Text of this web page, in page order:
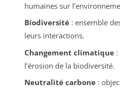
humaines sur
Biodiversité: ensemble
leurs interactions.
Changement climatique:
l’érosion de la biodiversité.
Neutralité carbone: